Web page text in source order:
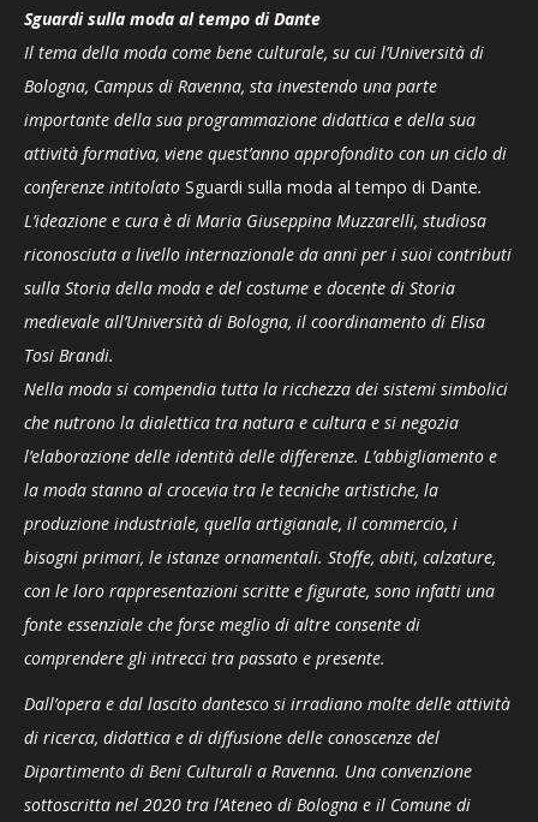
Sguardi sulla moda al tempo di Dante
Il tema della moda come bene culturale, su cui l’Università di
Bologna, Campus di Ravenna, sta investendo una parte
importante della sua programmazione didattica e della sua
attività formativa, viene quest’anno approfondito con un ciclo di
conferenze intitolato Sguardi sulla moda al tempo di Dante.
L’ideazione e cura è di Maria Giuseppina Muzzarelli, studiosa
riconosciuta a livello internazionale da anni per i suoi contributi
sulla Storia della moda e del costume e docente di Storia
medievale all’Università di Bologna, il coordinamento di Elisa
Tosi Brandi.
Nella moda si compendia tutta la ricchezza dei sistemi simbolici
che nutrono la dialettica tra natura e cultura e si negozia
l’elaborazione delle identità delle differenze. L’abbigliamento e
la moda stanno al crocevia tra le tecniche artistiche, la
produzione industriale, quella artigianale, il commercio, i
bisogni primari, le istanze ornamentali. Stoffe, abiti, calzature,
con le loro rappresentazioni scritte e figurate, sono infatti una
fonte essenziale che forse meglio di altre consente di
comprendere gli intrecci tra passato e presente.
Dall’opera e dal lascito dantesco si irradiano molte delle attività
di ricerca, didattica e di diffusione delle conoscenze del
Dipartimento di Beni Culturali a Ravenna. Una convenzione
sottoscritta nel 2020 tra l’Ateneo di Bologna e il Comune di